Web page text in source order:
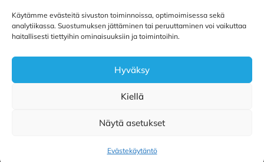
Käytämme evästeitä sivuston toiminnoissa, optimoimisessa sekä
analytiikassa. Suostumuksen jättäminen tai peruuttaminen voi vaikuttaa
haitallisesti tiettyihin ominaisuuksiin ja toimintoihin.
Hyväksy
Kiellä
Näytä asetukset
Evästekäytäntö
Oulu
Kauppurienkatu 34
90100 Oulu
Copyright © 2026 Pilailu-Puoti | Toteutus ja ylläpito